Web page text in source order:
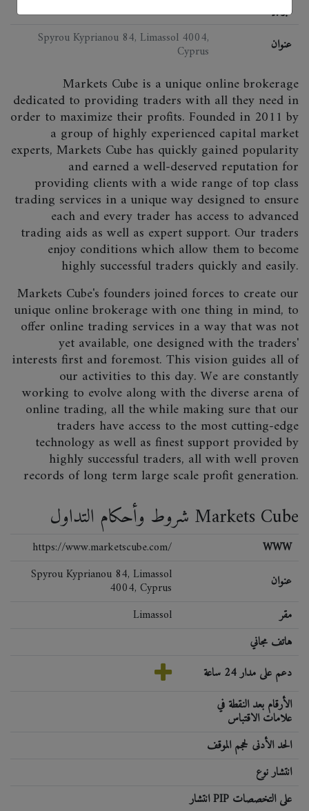
MT4
البرمجيات
Spyrou Kyprianou 84, Limassol 4004,
Cyprus عنوان
Markets Cube is a unique online brokerage
dedicated to providing traders with all they need in
order to maximize their profits. Founded in 2011 by
a group of highly experienced capital market
experts, Markets Cube has quickly gained popularity
and earned a well-deserved reputation for
providing clients with a wide range of top class
trading services in a unique way designed to ensure
each and every trader has access to advanced
trading aids as well as expert support. Our traders
enjoy conditions which allow them to become
highly successful traders quickly and easily.
Markets Cube's founders joined forces to create our
unique online brokerage with one thing in mind, to
offer online trading services in a way that was not
yet available, one designed with the traders'
interests first and foremost. This vision guides all of
our activities to this day. We are constantly
working to evolve along with the diverse arena of
online trading, all the while making sure that our
traders have access to the most cutting-edge
technology as well as finest support provided by
highly successful traders, all with well proven
records of long term large scale profit generation.
شروط وأحكام التداول Markets Cube
https://www.marketscube.com/
WWW
Spyrou Kyprianou 84, Limassol
4004, Cyprus
عنوان
Limassol
مقر
هاتف مجاني
دعم على مدار 24 ساعة
الأرقام بعد النقطة في
علامات الاقتباس
الحد الأدنى لحجم الموقف
انتشار نوع
انتشار PIP على التخصصات